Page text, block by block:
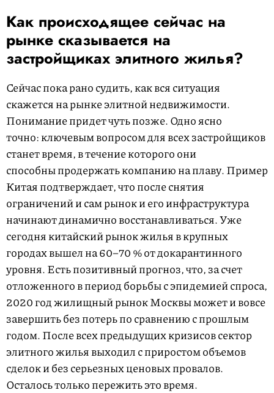
Как происходящее сейчас на
рынке сказывается на
застройщиках элитного жилья?
Сейчас пока рано судить, как вся ситуация
скажется на рынке элитной недвижимости.
Понимание придет чуть позже. Одно ясно
точно: ключевым вопросом для всех застройщиков
станет время, в течение которого они
способны продержать компанию на плаву. Пример
Китая подтверждает, что после снятия
ограничений и сам рынок и его инфраструктура
начинают динамично восстанавливаться. Уже
сегодня китайский рынок жилья в крупных
городах вышел на 60–70 % от докарантинного
уровня. Есть позитивный прогноз, что, за счет
отложенного в период борьбы с эпидемией спроса,
2020 год жилищный рынок Москвы может и вовсе
завершить без потерь по сравнению с прошлым
годом. После всех предыдущих кризисов сектор
элитного жилья выходил с приростом объемов
сделок и без серьезных ценовых провалов.
Осталось только пережить это время.